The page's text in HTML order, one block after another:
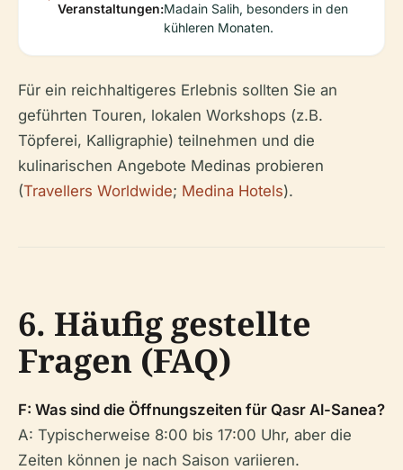
Veranstaltungen:Madain Salih, besonders in den
kühleren Monaten.
Für ein reichhaltigeres Erlebnis sollten Sie an
geführten Touren, lokalen Workshops (z.B.
Töpferei, Kalligraphie) teilnehmen und die
kulinarischen Angebote Medinas probieren
(Travellers Worldwide; Medina Hotels).
6. Häufig gestellte
Fragen (FAQ)
F: Was sind die Öffnungszeiten für Qasr Al-Sanea?
A: Typischerweise 8:00 bis 17:00 Uhr, aber die
Zeiten können je nach Saison variieren.